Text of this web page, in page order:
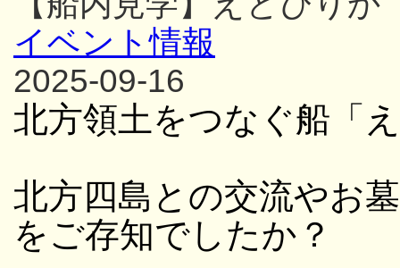
イベント情報
2025-09-16
北方領土をつなぐ船「
北方四島との交流やお
をご存知でしたか？